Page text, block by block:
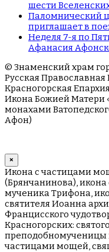
шести
Паломнический
приглашает в
Неделя 7-я по
Афанасия
© Знаменский храм
Русская
Красногорская
Икона Божией Матери
монахами
Афон)
×
Икона с частицами
(Брянчанинова),
мученика Трифона,
святителя Иоанна
Францисского
Красногорских:
преподобномученицы
частицами мощей,